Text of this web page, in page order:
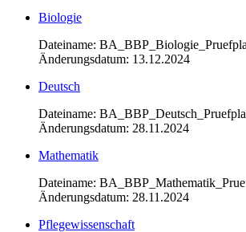
Biologie
Dateiname:
Änderungsdatum: 13.12.2024
Deutsch
Dateiname:
Änderungsdatum: 28.11.2024
Mathematik
Dateiname:
Änderungsdatum: 28.11.2024
Pflegewissenschaft